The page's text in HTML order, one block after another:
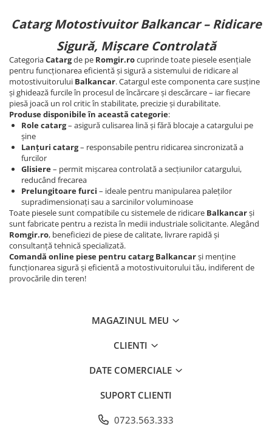
Catarg Motostivuitor Balkancar – Ridicare
Sigură, Mișcare Controlată
CategoriaCatargde pe Romgir.rocuprinde toate piesele esențiale
pentru funcționarea eficientă și sigură a sistemului de ridicare al
motostivuitorului Balkancar. Catargul este componenta care susține
și ghidează furcile în procesul de încărcare și descărcare – iar fiecare
piesă joacă un rol critic în stabilitate, precizie și durabilitate.
Produse disponibile în această categorie:
Role catarg– asigură culisarea lină și fără blocaje a catargului pe
șine
Lanțuri catarg– responsabile pentru ridicarea sincronizată a
furcilor
Glisiere– permit mișcarea controlată a secțiunilor catargului,
reducând frecarea
Prelungitoare furci – ideale pentru manipularea paleților
supradimensionați sau a sarcinilor voluminoase
Toate piesele sunt compatibile cu sistemele de ridicare Balkancarși
sunt fabricate pentru a rezista în medii industriale solicitante. Alegând
Romgir.ro, beneficiezi de piese de calitate, livrare rapidă și
consultanță tehnică specializată.
Comandă online piese pentru catarg Balkancarși menține
funcționarea sigură și eficientă a motostivuitorului tău, indiferent de
provocările din teren!
MAGAZINUL MEU
CLIENTI
DATE COMERCIALE
SUPORT CLIENTI
0723.563.333